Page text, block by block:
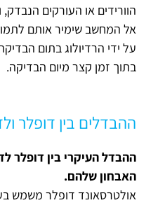
הוורידים או העורקים
אל המחשב שימיר אותם
על ידי הרדיולוג בתום
בתוך זמן קצר מיום הבדיקה.
ההבדלים בין דופלר
ההבדל העיקרי בין דופלר
האבחון שלהם.
אולטרסאונד דופלר משמש